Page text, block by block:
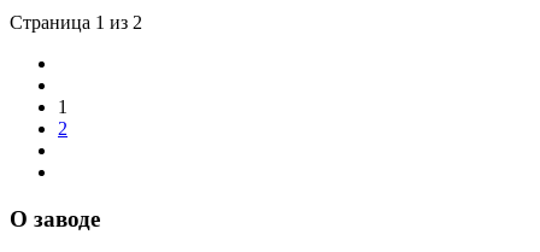
Страница 1 из 2
1
2
О заводе